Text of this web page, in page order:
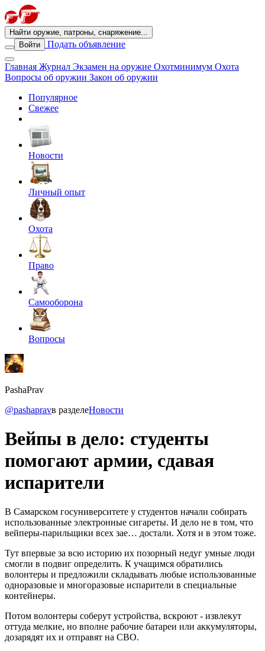
Найти оружие, патроны, снаряжение...
Войти
Подать объявление
Главная Журнал Экзамен на оружие Охотминимум Охота
Вопросы об оружии Закон об оружии
Популярное
Свежее
Новости
Личный опыт
Охота
Право
Самооборона
Вопросы
PashaPrav
@pashapravв разделеНовости
Вейпы в дело: студенты
помогают армии, сдавая
испарители
В Самарском госуниверситете у студентов начали собирать
использованные электронные сигареты. И дело не в том, что
вейперы-парильщики всех зае… достали. Хотя и в этом тоже.
Тут впервые за всю историю их позорный недуг умные люди
смогли в подвиг определить. К учащимся обратились
волонтеры и предложили складывать любые использованные
одноразовые и многоразовые испарители в специальные
контейнеры.
Потом волонтеры соберут устройства, вскроют - извлекут
оттуда мелкие, но вполне рабочие батареи или аккумуляторы,
дозарядят их и отправят на СВО.